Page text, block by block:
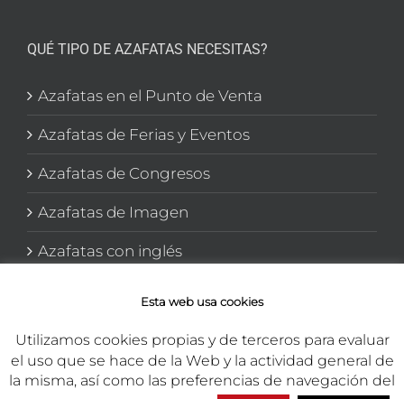
QUÉ TIPO DE AZAFATAS NECESITAS?
Azafatas en el Punto de Venta
Azafatas de Ferias y Eventos
Azafatas de Congresos
Azafatas de Imagen
Azafatas con inglés
Esta web usa cookies
Utilizamos cookies propias y de terceros para evaluar
el uso que se hace de la Web y la actividad general de
la misma, así como las preferencias de navegación del